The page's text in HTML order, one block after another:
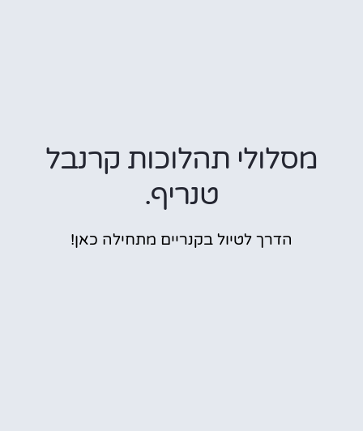
מסלולי תהלוכות קרנבל
טנריף.
הדרך לטיול בקנריים מתחילה כאן!